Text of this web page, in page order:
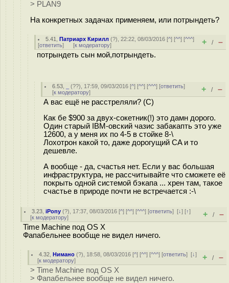
> PLAN9
На конкретных задачах применяем, или потрындеть?
5.41 ,Патриарх Кирилл (?), 22:22, 08/03/2016 [^] [^^] [^^^]
[ответить] [к модератору] + / –
потрындеть сын мой,потрындеть.
6.53 (??), 17:59, 09/03/2016 [^] [^^] [^^^] [ответить]
[к модератору] + / –
А вас ещё не расстреляли? (С)
Как бе $900 за двух-сокетник(!) это дамн дорого.
Один старый IBM-овский чазис забакапть это уже
12600, а у меня их по 4-5 в стойке 8-\
Лохотрон какой то, даже дорогущий CA и то
дешевле.
А вообще - да, счастья нет. Если у вас большая
инфраструктура, не рассчитывайте что сможете её
покрыть одной системой бэкапа ... хрен там, такое
счастье в природе почти не встречается :-\
3.23 ,iPony (?), 17:37, 08/03/2016 [^] [^^] [^^^] [ответить][↓] [↑]
[к модератору] + / –
Time Machine под OS X
Фапабельнее вообще не видел ничего.
4.32 ,Нимано (?), 18:58, 08/03/2016 [^] [^^] [^^^] [ответить][↓]
[к модератору] + / –
> Time Machine под OS X
> Фапабельнее вообще не видел ничего.